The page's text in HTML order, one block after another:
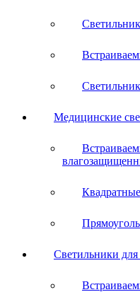
Медицинские
Светильники